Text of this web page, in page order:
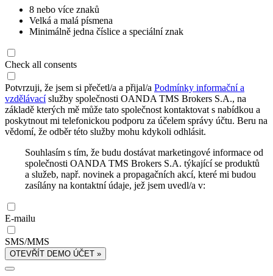
8 nebo více znaků
Velká a malá písmena
Minimálně jedna číslice a speciální znak
Check all consents
Potvrzuji, že jsem si přečetl/a a přijal/a Podmínky informační a
vzdělávacíslužby společnosti OANDA TMS Brokers S.A., na
základě kterých mě může tato společnost kontaktovat s nabídkou a
poskytnout mi telefonickou podporu za účelem správy účtu. Beru na
vědomí, že odběr této služby mohu kdykoli odhlásit.
Souhlasím s tím, že budu dostávat marketingové informace od
společnosti OANDA TMS Brokers S.A. týkající se produktů
a služeb, např. novinek a propagačních akcí, které mi budou
zasílány na kontaktní údaje, jež jsem uvedl/a v:
E-mailu
SMS/MMS
OTEVŘÍT DEMO ÚČET »